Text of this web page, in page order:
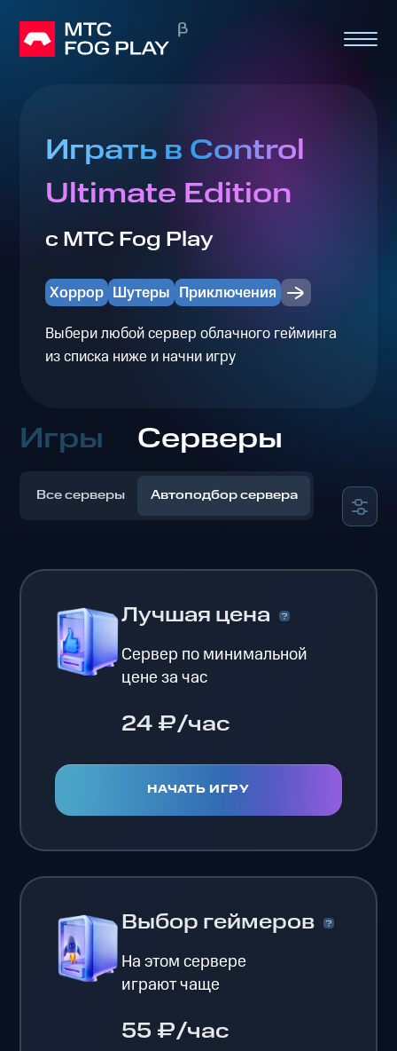
Играть в Control
Ultimate Edition
с МТС Fog Play
Хоррор Шутеры Приключения
Выбери любой сервер облачного гейминга
из списка ниже и начни игру
Игры Серверы
Все серверы Автоподбор сервера
Лучшая цена
Сервер по минимальной
цене за час
24 ₽/час
НАЧАТЬ ИГРУ
Выбор геймеров
На этом сервере
играют чаще
55 ₽/час